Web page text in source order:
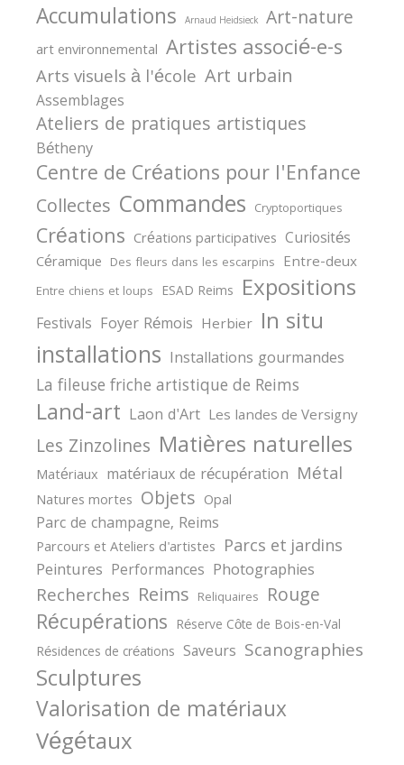
Accumulations Arnaud Heidsieck Art-nature
art environnemental Artistes associé-e-s
Arts visuels à l'école Art urbain
Assemblages
Ateliers de pratiques artistiques
Bétheny
Centre de Créations pour l'Enfance
Collectes Commandes Cryptoportiques
Créations Créations participatives Curiosités
Céramique Des fleurs dans les escarpins Entre-deux
Entre chiens et loups ESAD Reims Expositions
Festivals Foyer Rémois Herbier In situ
installations Installations gourmandes
La fileuse friche artistique de Reims
Land-art Laon d'Art Les landes de Versigny
Les Zinzolines Matières naturelles
Matériaux matériaux de récupération Métal
Natures mortes Objets Opal
Parc de champagne, Reims
Parcours et Ateliers d'artistes Parcs et jardins
Peintures Performances Photographies
Recherches Reims Reliquaires Rouge
Récupérations Réserve Côte de Bois-en-Val
Résidences de créations Saveurs Scanographies
Sculptures
Valorisation de matériaux
Végétaux